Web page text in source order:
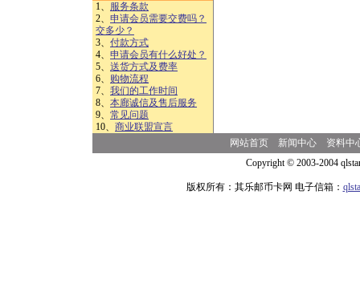
1、 服务条款
2、 申请会员需要交费吗？
交多少？
3、 付款方式
4、 申请会员有什么好处？
5、 送货方式及费率
6、 购物流程
7、 我们的工作时间
8、 本廊诚信及售后服务
9、 常见问题
10、 商业联盟宣言
网站首页 新闻中心
资料中
Copyright © 2003-2004
版权所有：其乐邮币卡网 电子信箱：